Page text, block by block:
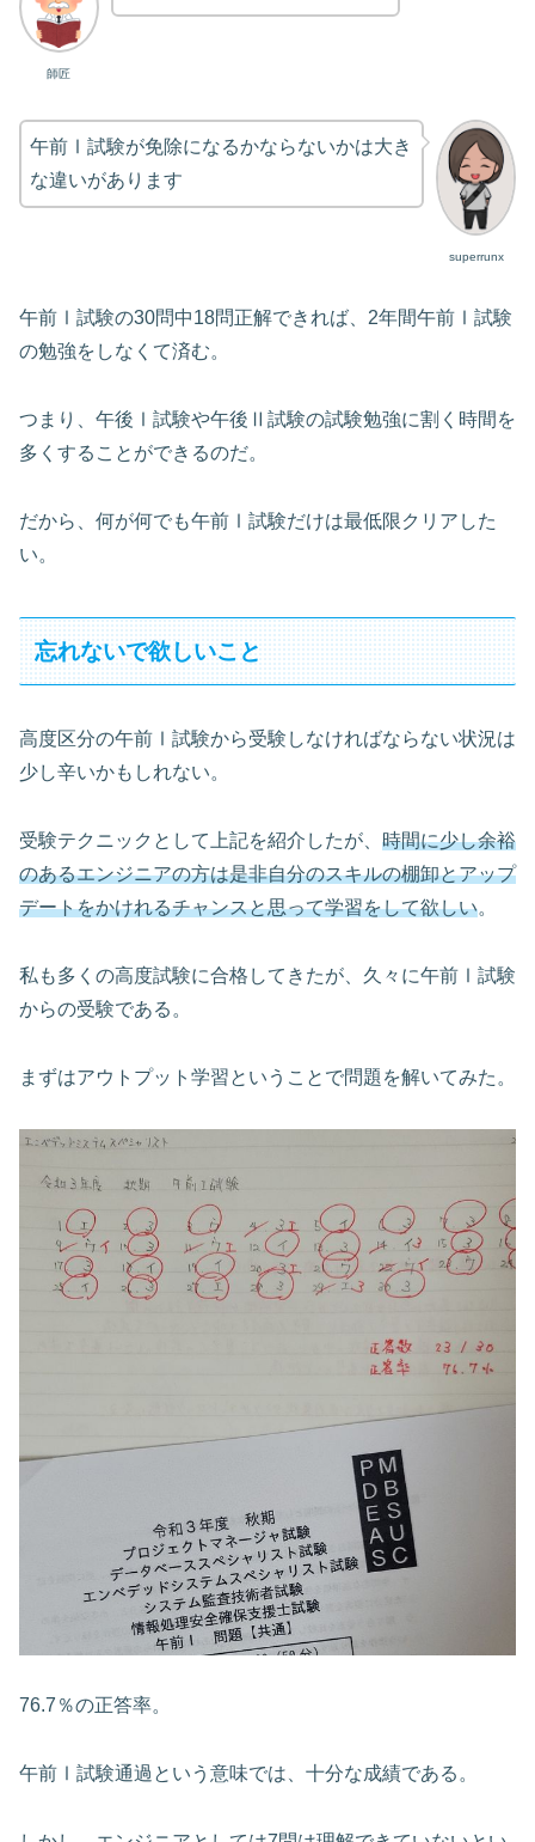
師匠
superrunx
午前Ⅰ試験が免除になるかならないかは大き
な違いがあります
午前Ⅰ試験の30問中18問正解できれば、2年間午前Ⅰ試験
の勉強をしなくて済む。
つまり、午後Ⅰ試験や午後Ⅱ試験の試験勉強に割く時間を
多くすることができるのだ。
だから、何が何でも午前Ⅰ試験だけは最低限クリアした
い。
忘れないで欲しいこと
高度区分の午前Ⅰ試験から受験しなければならない状況は
少し辛いかもしれない。
受験テクニックとして上記を紹介したが、 時間に少し余裕
のあるエンジニアの方は是非自分のスキルの棚卸とアップ
デートをかけれるチャンスと思って学習をして欲しい。
私も多くの高度試験に合格してきたが、久々に午前Ⅰ試験
からの受験である。
まずはアウトプット学習ということで問題を解いてみた。
76.7％の正答率。
午前Ⅰ試験通過という意味では、十分な成績である。